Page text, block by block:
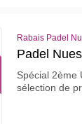
Rabais Padel
Padel
Spécial 2ème
sélection de